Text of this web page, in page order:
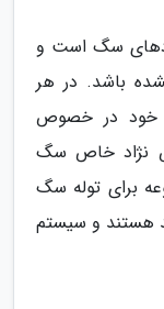
سگ است و
باشد. در هر
خود در خصوص
نژاد خاص سگ
برای توله سگ
هستند و سیستم